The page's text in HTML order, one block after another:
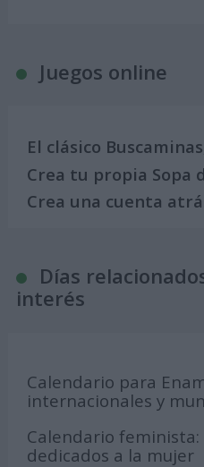
Juegos online
El clásico
Crea tu propia Sopa
Crea una cuenta
Días
interés
Calendario para
internacionales y
Calendario
dedicados a la mujer